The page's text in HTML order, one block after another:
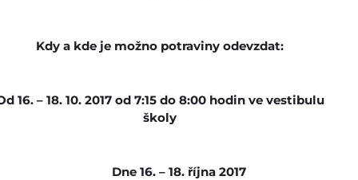
Foto
Video a audio
Kdy a kde je možno potraviny odevzdat:
16. – 18. 10. 2017 od 7:15 do 8:00 hodin ve vestibulu
školy
Dne 16. – 18. října 2017